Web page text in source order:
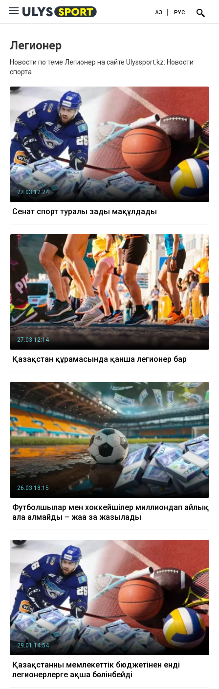
ҚАЗ РУС
Легионер
Новости по теме Легионер на сайте Ulyssport.kz: Новости
спорта
27.03 12:24
Сенат спорт туралы заңды мақұлдады
27.03 12:14
Қазақстан құрамасында қанша легионер бар
26.03 18:15
Футболшылар мен хоккейшілер миллиондап айлық
ала алмайды – жаңа заң жазылады
29.01 14:54
Қазақстанның мемлекеттік бюджетінен енді
легионерлерге ақша бөлінбейді